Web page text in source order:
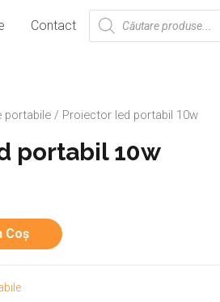
Contact
portabile / Proiector led portabil 10w
portabil 10w
Coș